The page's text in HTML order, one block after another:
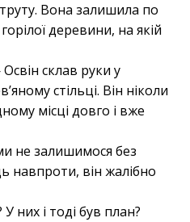
Вона залишила по
деревини, на якій
склав руки у
стільці. Він ніколи
місці довго і вже
не залишимося без
навпроти, він жалібно
них і тоді був план?